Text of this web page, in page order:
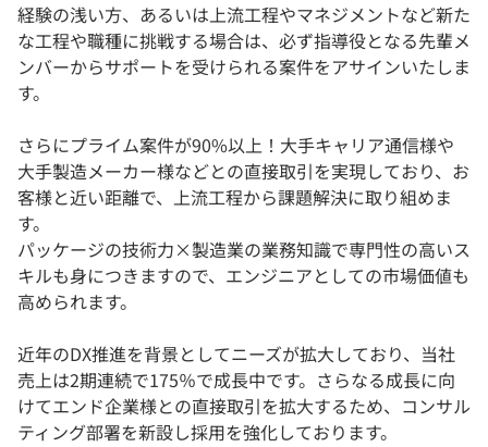
経験の浅い方、あるいは上流工程やマネジメントなど新た
な工程や職種に挑戦する場合は、必ず指導役となる先輩メ
ンバーからサポートを受けられる案件をアサインいたしま
す。
さらにプライム案件が90%以上！大手キャリア通信様や
大手製造メーカー様などとの直接取引を実現しており、お
客様と近い距離で、上流工程から課題解決に取り組めま
す。
パッケージの技術力×製造業の業務知識で専門性の高いス
キルも身につきますので、エンジニアとしての市場価値も
高められます。
近年のDX推進を背景としてニーズが拡大しており、当社
売上は2期連続で175％で成長中です。さらなる成長に向
けてエンド企業様との直接取引を拡大するため、コンサル
ティング部署を新設し採用を強化しております。